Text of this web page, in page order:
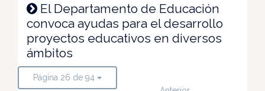
El Departamento de Educación
convoca ayudas para el desarrollo
proyectos educativos en diversos
ámbitos
Página 26 de 94